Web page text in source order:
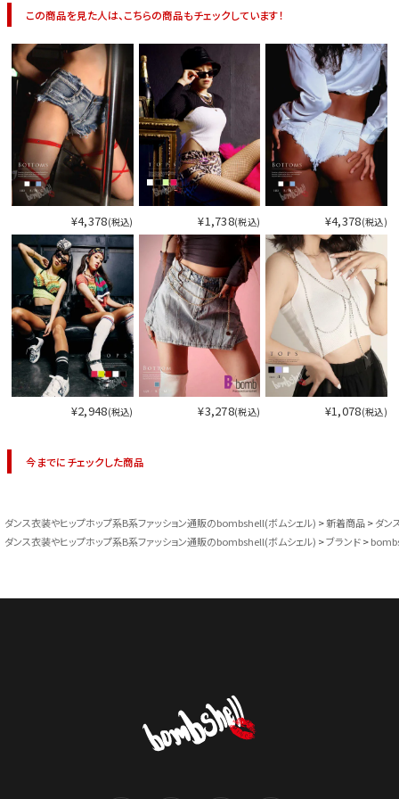
この商品を見た人は、こちらの商品もチェックしています！
¥4,378(税込) ¥1,738(税込) ¥4,378(税込)
¥2,948(税込) ¥3,278(税込) ¥1,078(税込)
今までにチェックした商品
ダンス衣装やヒップホップ系B系ファッション通販のbombshell(ボムシェル) 新着商品
ダン
ダンス衣装やヒップホップ系B系ファッション通販のbombshell(ボムシェル)
ブランド